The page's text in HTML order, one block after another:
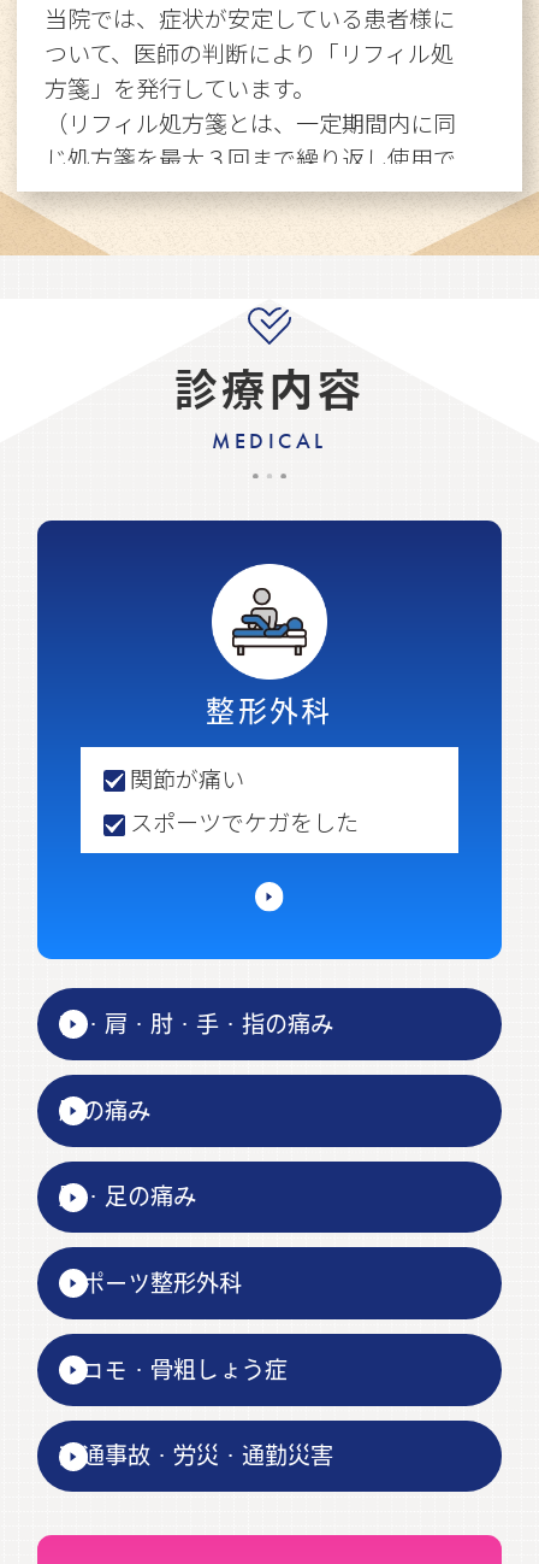
当院では、症状が安定している患者様に
ついて、医師の判断により「リフィル処
方箋」を発行しています。
（リフィル処方箋とは、一定期間内に同
じ処方箋を最大３回まで繰り返し使用で
きる制度です。医師が病状を確認し、適
当と判断した場合に交付されます。リフ
ィル処方箋のメリット⇒通院回数の軽減
当院では、厚生労働省の定める基準に
『外来・在宅ベースアップ評価料
（Ⅰ）』を算定しております。
本評価料は、医療現場で働く職員処遇
改善・良質な医療提供体制を維持する為
の取り組みを評価するものです。医療の
質の向上及び安全な医療提供の維持に活
用しております。
ご理解とご協力をお願い致します。
2026.04.27
令和8年6月１日より、電子的診療情報連
適用されます。
①オンライン資格確認システムにより取
得した情報を活用して診療を実施してい
る。
②医療DXを通じて質の高い医療を提供で
きるよう取り組んでいる医療機関であ
る。
③診療報酬明細書を患者に無料で交付し
ている。
2026.02.27
HPをリニューアルしました。今後ともよ
ろしくお願いいたします。
診療内容
MEDICAL
整形外科
関節が痛い
スポーツでケガをした
首・肩・肘・手・指の痛み
腰の痛み
膝・足の痛み
スポーツ整形外科
ロコモ・骨粗しょう症
交通事故・労災・通勤災害